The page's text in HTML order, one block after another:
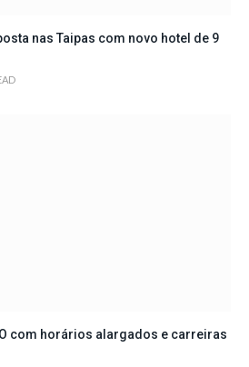
nas Taipas com novo hotel de 9
com horários alargados e carreiras